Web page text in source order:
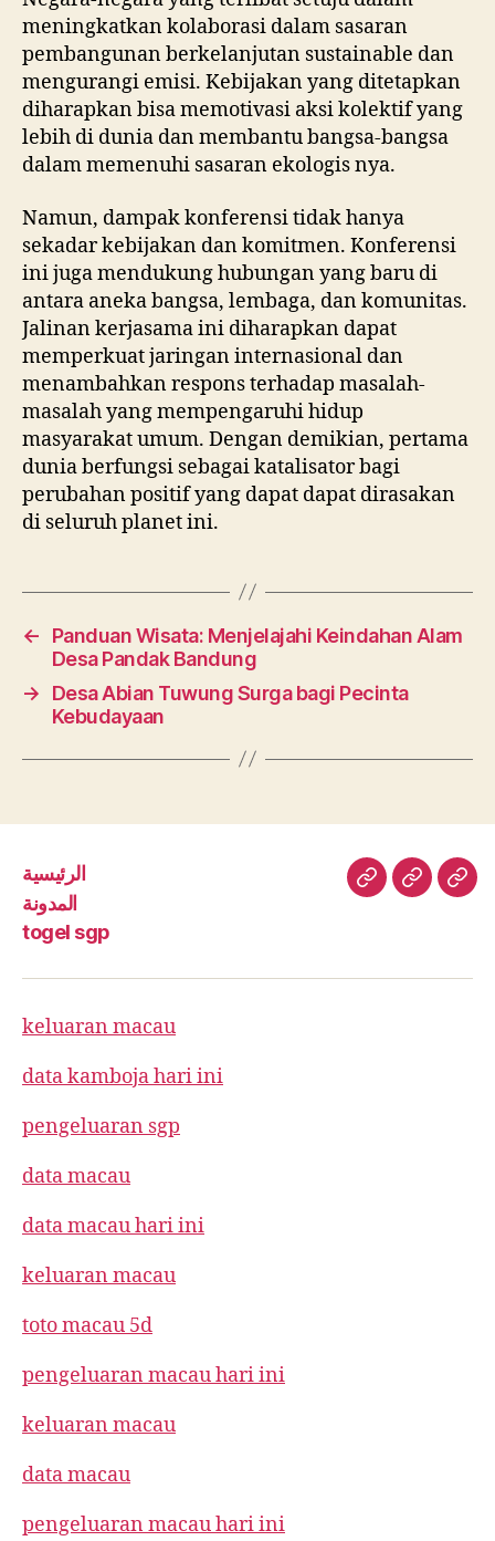
meningkatkan kolaborasi dalam sasaran
pembangunan berkelanjutan sustainable dan
mengurangi emisi. Kebijakan yang ditetapkan
diharapkan bisa memotivasi aksi kolektif yang
lebih di dunia dan membantu bangsa-bangsa
dalam memenuhi sasaran ekologis nya.
Namun, dampak konferensi tidak hanya
sekadar kebijakan dan komitmen. Konferensi
ini juga mendukung hubungan yang baru di
antara aneka bangsa, lembaga, dan komunitas.
Jalinan kerjasama ini diharapkan dapat
memperkuat jaringan internasional dan
menambahkan respons terhadap masalah-
masalah yang mempengaruhi hidup
masyarakat umum. Dengan demikian, pertama
dunia berfungsi sebagai katalisator bagi
perubahan positif yang dapat dapat dirasakan
di seluruh planet ini.
←
Panduan Wisata: Menjelajahi Keindahan Alam
Desa Pandak Bandung
→
Desa Abian Tuwung Surga bagi Pecinta
Kebudayaan
الرئيسية
المدونة
togel sgp
الرئيسيةالمدونة
keluaran macau
data kamboja hari ini
pengeluaran sgp
data macau
data macau hari ini
keluaran macau
toto macau 5d
pengeluaran macau hari ini
keluaran macau
data macau
pengeluaran macau hari ini